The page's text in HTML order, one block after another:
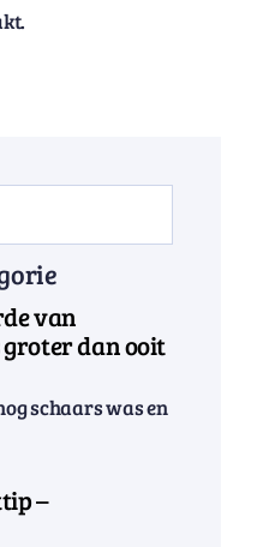
van
dan ooit
schaars was en
–